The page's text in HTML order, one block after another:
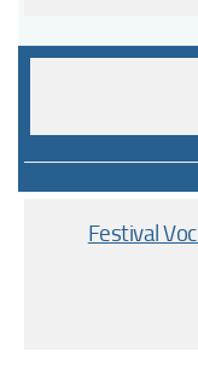
Festival